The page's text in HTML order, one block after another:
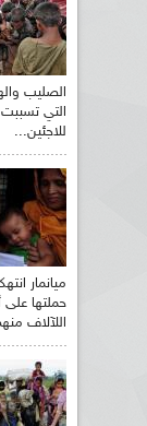
الصليب
التي
للاجئين...
ميانمار
حملتها على
اللآلاف